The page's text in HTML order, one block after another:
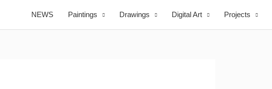
NEWS Paintings Drawings Digital Art Projects